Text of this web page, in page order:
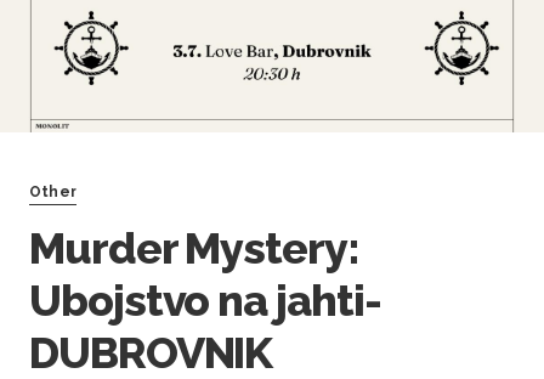
Other
Murder Mystery:
Ubojstvo na jahti-
DUBROVNIK